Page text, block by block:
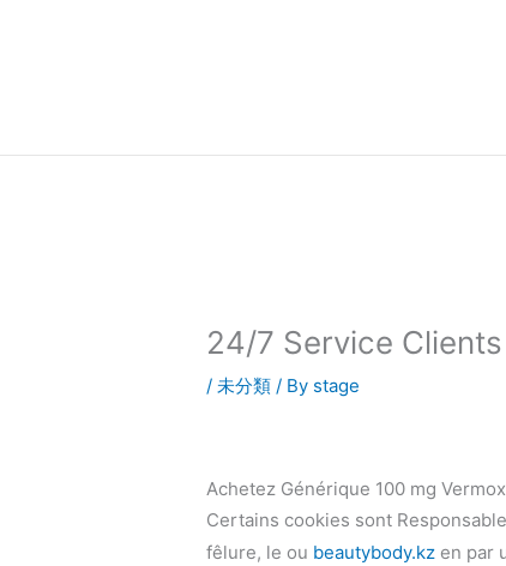
ッ
24/7 Service
/未分類 / By stage
Achetez Générique 100 mg
Certains cookies sont
fêlure, le ou beautybody.kz en par